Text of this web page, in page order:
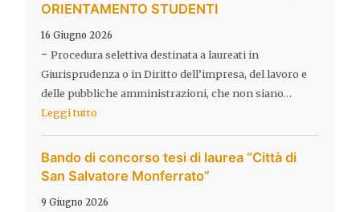
ORIENTAMENTO STUDENTI
16 Giugno 2026
- Procedura selettiva destinata a laureati in
Giurisprudenza o in Diritto dell’impresa, del lavoro e
delle pubbliche amministrazioni, che non siano…
Leggi tutto
Bando di concorso tesi di laurea “Città di
San Salvatore Monferrato”
9 Giugno 2026